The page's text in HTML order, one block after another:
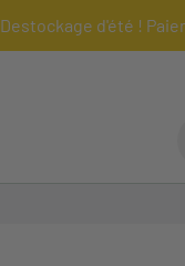
Destockage d'été !